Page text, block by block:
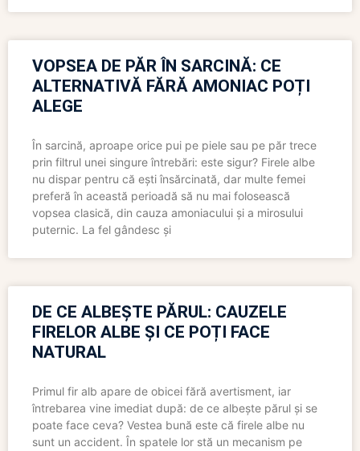
VOPSEA DE PĂR ÎN SARCINĂ: CE
ALTERNATIVĂ FĂRĂ AMONIAC POȚI
ALEGE
În sarcină, aproape orice pui pe piele sau pe păr trece
prin filtrul unei singure întrebări: este sigur? Firele albe
nu dispar pentru că ești însărcinată, dar multe femei
preferă în această perioadă să nu mai folosească
vopsea clasică, din cauza amoniacului și a mirosului
puternic. La fel gândesc și
DE CE ALBEȘTE PĂRUL: CAUZELE
FIRELOR ALBE ȘI CE POȚI FACE
NATURAL
Primul fir alb apare de obicei fără avertisment, iar
întrebarea vine imediat după: de ce albește părul și se
poate face ceva? Vestea bună este că firele albe nu
sunt un accident. În spatele lor stă un mecanism pe